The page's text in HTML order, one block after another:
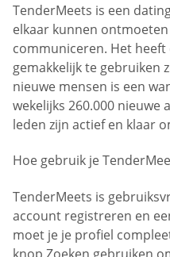
TenderMeets is een
elkaar kunnen
communiceren. Het
gemakkelijk te gebruiken
nieuwe mensen is een
wekelijks 260.000 nieuwe
leden zijn actief en klaar
Hoe gebruik je
TenderMeets is
account registreren en
moet je je profiel